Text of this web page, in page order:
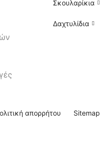
Σκουλαρίκια
Δαχτυλίδια
απορρήτου Sitemap